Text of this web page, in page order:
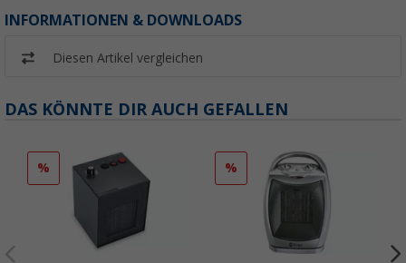
INFORMATIONEN & DOWNLOADS
Diesen Artikel vergleichen
DAS KÖNNTE DIR AUCH GEFALLEN
% %